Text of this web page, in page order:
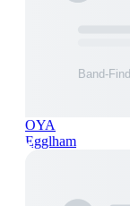
OYA
Egglham